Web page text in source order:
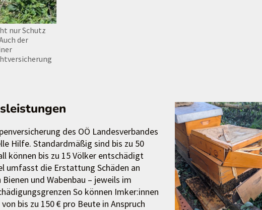
nur Schutz
der
des OÖ Landesverbandes
Hilfe. Standardmäßig sind bis zu 50
können bis zu 15 Völker entschädigt
umfasst die Erstattung Schäden an
und Wabenbau – jeweils im
So können Imker:innen
bis zu 150 € pro Beute in Anspruch